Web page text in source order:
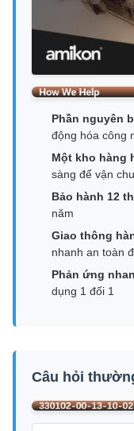
Phần nguyên
động hóa công
Một kho hàng
sàng để vận
Bảo hành 12
năm
Giao thông
nhanh an toàn
Phản ứng
dụng 1 đối 1
Câu hỏi